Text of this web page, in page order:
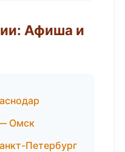
Афиша и
Омск
Петербург